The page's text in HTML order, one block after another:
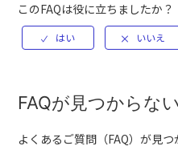
このFAQは役に立ちましたか？
FAQが見つからな
よくあるご質問（FAQ）が見